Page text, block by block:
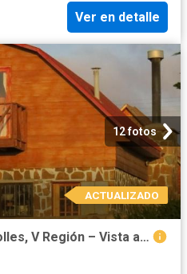
Ver en detalle
12 fotos
ACTUALIZADO
Se vende casa en Los Molles, V Región – Vista al mar y entorno natural privilegiado